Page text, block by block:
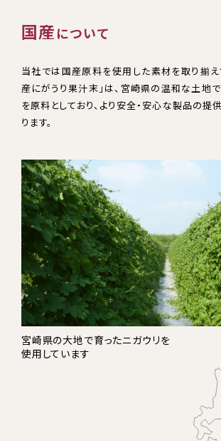
国産について
当社では国産原料を使用した素材を取り揃え
産にがうり果汁末」は、宮崎県の温和な土地
を原料としており、より安全・安心な製品の提
ります。
宮崎県の大地で育ったニガウリを
使用しています